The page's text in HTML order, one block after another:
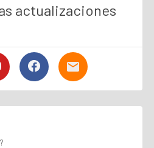
actualizaciones